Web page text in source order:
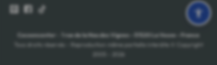
Cocooncenter 1 rue de la Nau des Vignes La Veuve
France
Tous droits réservés - Reproduction même partielle interdite © Copyright